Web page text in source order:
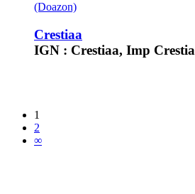
(Doazon)
Crestiaa
IGN : Crestiaa, Imp Crestia
1
2
∞